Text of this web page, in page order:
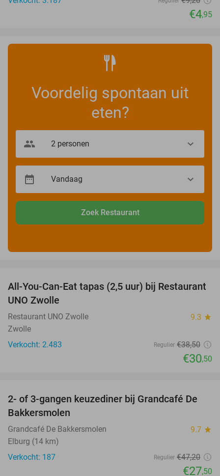
€4,95
Voordelig spontaan uit
eten?
Zoek Restaurant
21%
All-You-Can-Eat tapas (2,5 uur) bij Restaurant
UNO Zwolle
Restaurant UNO Zwolle 9.3 star
Zwolle
Verkocht: 2.483
Regulier €38,50
€30,50
42%
2- of 3-gangen keuzediner bij Grandcafé De
Bakkersmolen
Grandcafé De Bakkersmolen 9.7 star
Elburg (14 km)
Verkocht: 187
Regulier €47,20
€27,50